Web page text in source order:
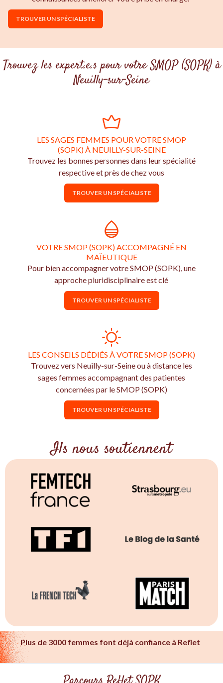
TROUVER UN SPÉCIALISTE
Trouvez les expert.e.s pour votre SMOP (SOPK) à
Neuilly-sur-Seine
LES SAGES FEMMES POUR VOTRE SMOP
(SOPK) À NEUILLY-SUR-SEINE
Trouvez les bonnes personnes dans leur spécialité
respective et près de chez vous
TROUVER UN SPÉCIALISTE
VOTRE SMOP (SOPK) ACCOMPAGNÉ EN
MAÏEUTIQUE
Pour bien accompagner votre SMOP (SOPK), une
approche pluridisciplinaire est clé
TROUVER UN SPÉCIALISTE
LES CONSEILS DÉDIÉS À VOTRE SMOP (SOPK)
Trouvez vers Neuilly-sur-Seine ou à distance les
sages femmes accompagnant des patientes
concernées par le SMOP (SOPK)
TROUVER UN SPÉCIALISTE
Ils nous soutiennent
Plus de 3000 femmes font déjà confiance à Reflet